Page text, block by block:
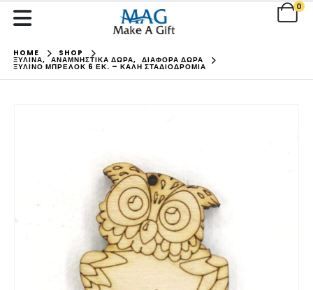
0
HOME SHOP
ΞΥΛΙΝΑ, ΑΝΑΜΝΗΣΤΙΚΑ ΔΩΡΑ, ΔΙΑΦΟΡΑ ΔΩΡΑ
ΞΎΛΙΝΟ ΜΠΡΕΛΌΚ 6 ΕΚ. – ΚΑΛΉ ΣΤΑΔΙΟΔΡΟΜΊΑ